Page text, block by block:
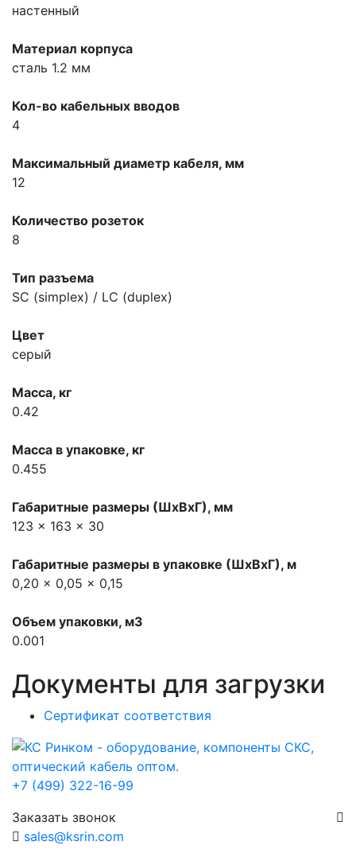
настенный
Материал корпуса
сталь 1.2 мм
Кол-во кабельных вводов
4
Максимальный диаметр кабеля, мм
12
Количество розеток
8
Тип разъема
SC (simplex) / LC (duplex)
Цвет
серый
Масса, кг
0.42
Масса в упаковке, кг
0.455
Габаритные размеры (ШхВхГ), мм
123 x 163 x 30
Габаритные размеры в упаковке (ШхВхГ), м
0,20 x 0,05 x 0,15
Объем упаковки, м3
0.001
Документы для загрузки
Сертификат соответствия
+7 (499) 322-16-99
Заказать звонок
sales@ksrin.com